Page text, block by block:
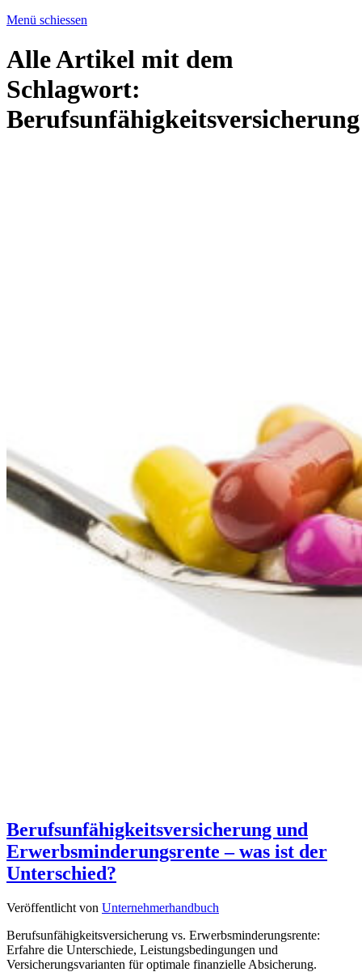
Menü schiessen
Alle Artikel mit dem
Schlagwort:
Berufsunfähigkeitsversicherung
Berufsunfähigkeitsversicherung und
Erwerbsminderungsrente – was ist der
Unterschied?
Veröffentlicht von Unternehmerhandbuch
Berufsunfähigkeitsversicherung vs. Erwerbsminderungsrente:
Erfahre die Unterschiede, Leistungsbedingungen und
Versicherungsvarianten für optimale finanzielle Absicherung.